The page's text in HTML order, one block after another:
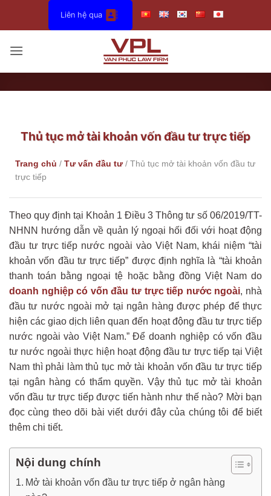
dung
Liên hệ qua
Thủ tục mở tài khoản vốn đầu tư trực tiếp
Trang chủ / Tư vấn đầu tư/ Thủ tục mở tài khoản vốn đầu tư
trực tiếp
Theo quy định tại Khoản 1 Điều 3 Thông tư số 06/2019/TT-
NHNN hướng dẫn về quản lý ngoại hối đối với hoạt động
đầu tư trực tiếp nước ngoài vào Việt Nam, khái niệm “tài
khoản vốn đầu tư trực tiếp” được định nghĩa là “tài khoản
thanh toán bằng ngoại tệ hoặc bằng đồng Việt Nam do
doanh nghiệp có vốn đầu tư trực tiếp nước ngoài, nhà
đầu tư nước ngoài mở tại ngân hàng được phép để thực
hiện các giao dịch liên quan đến hoạt động đầu tư trực tiếp
nước ngoài vào Việt Nam.” Để doanh nghiệp có vốn đầu
tư nước ngoài thực hiện hoạt động đầu tư trực tiếp tại Việt
Nam thì phải làm thủ tục mở tài khoản vốn đầu tư trực tiếp
tại ngân hàng có thẩm quyền. Vậy thủ tục mở tài khoản
vốn đầu tư trực tiếp được tiến hành như thế nào? Mời bạn
đọc cùng theo dõi bài viết dưới đây của chúng tôi để biết
thêm chi tiết.
Nội dung chính
Mở tài khoản vốn đầu tư trực tiếp ở ngân hàng